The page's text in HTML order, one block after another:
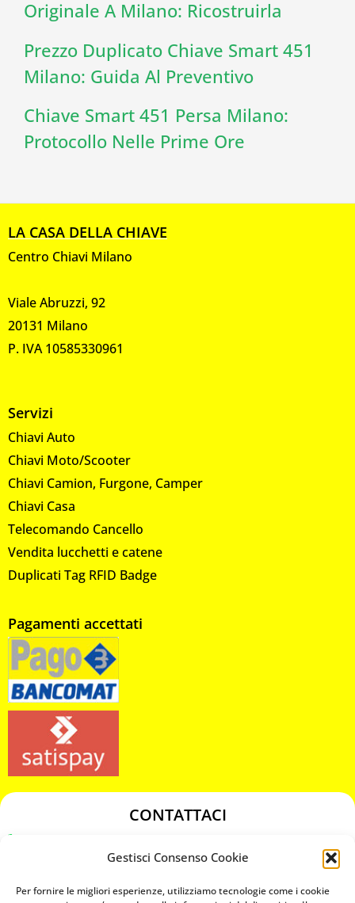
Gestisci Consenso Cookie
Per fornire le migliori esperienze, utilizziamo tecnologie come i cookie
Originale A Milano: Ricostruirla
Prezzo Duplicato Chiave Smart 451
Milano: Guida Al Preventivo
Chiave Smart 451 Persa Milano:
Protocollo Nelle Prime Ore
LA CASA DELLA CHIAVE
Centro Chiavi Milano
Viale Abruzzi, 92
20131 Milano
P. IVA 10585330961
Servizi
Chiavi Auto
Chiavi Moto/Scooter
Chiavi Camion, Furgone, Camper
Chiavi Casa
Telecomando Cancello
Vendita lucchetti e catene
Duplicati Tag RFID Badge
Pagamenti accettati
CONTATTACI
chiavicodificate@gmail.com